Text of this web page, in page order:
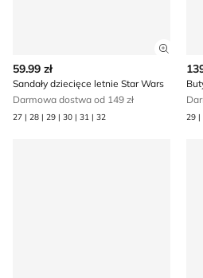
59.99 zł
Sandały dziecięce letnie Star Wars
Darmowa dostwa od 149 zł
27 | 28 | 29 | 30 | 31 | 32 29 |